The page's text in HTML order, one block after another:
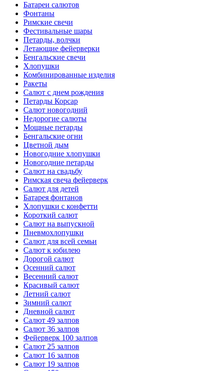
Батареи салютов
Фонтаны
Римские свечи
Фестивальные шары
Петарды, волчки
Летающие фейерверки
Бенгальские свечи
Хлопушки
Комбинированные изделия
Ракеты
Салют с днем рождения
Петарды Корсар
Салют новогодний
Недорогие салюты
Мощные петарды
Бенгальские огни
Цветной дым
Новогодние хлопушки
Новогодние петарды
Салют на свадьбу
Римская свеча фейерверк
Салют для детей
Батарея фонтанов
Хлопушки с конфетти
Короткий салют
Салют на выпускной
Пневмохлопушки
Салют для всей семьи
Салют к юбилею
Дорогой салют
Осенний салют
Весенний салют
Красивый салют
Летний салют
Зимний салют
Дневной салют
Салют 49 залпов
Салют 36 залпов
Фейерверк 100 залпов
Салют 25 залпов
Салют 16 залпов
Салют 19 залпов